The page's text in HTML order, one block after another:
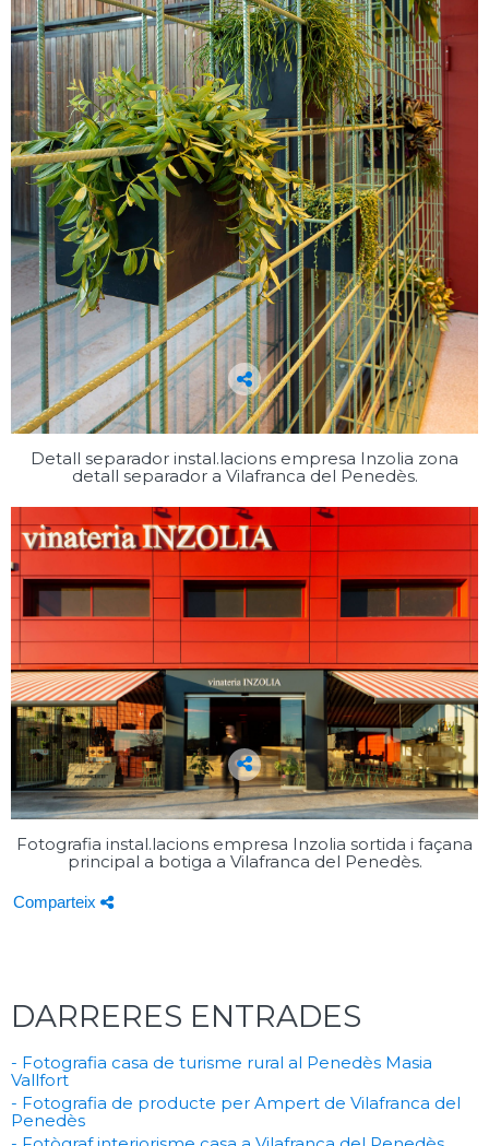
Detall separador instal.lacions empresa Inzolia zona
detall separador a Vilafranca del Penedès.
Fotografia instal.lacions empresa Inzolia sortida i façana
principal a botiga a Vilafranca del Penedès.
Comparteix
DARRERES ENTRADES
- Fotografia casa de turisme rural al Penedès Masia
Vallfort
- Fotografia de producte per Ampert de Vilafranca del
Penedès